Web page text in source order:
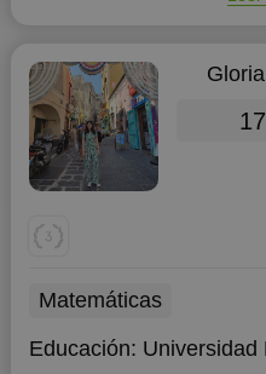
Matemáticas
Educación: Universidad